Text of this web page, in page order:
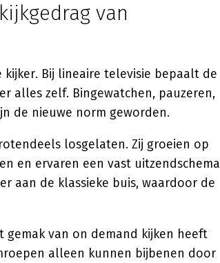
van
Bij lineaire televisie bepaalt de
alles zelf. Bingewatchen, pauzeren,
de nieuwe norm geworden.
losgelaten. Zij groeien op
en ervaren een vast uitzendschema
aan de klassieke buis, waardoor de
gemak van on demand kijken heeft
alleen kunnen bijbenen door